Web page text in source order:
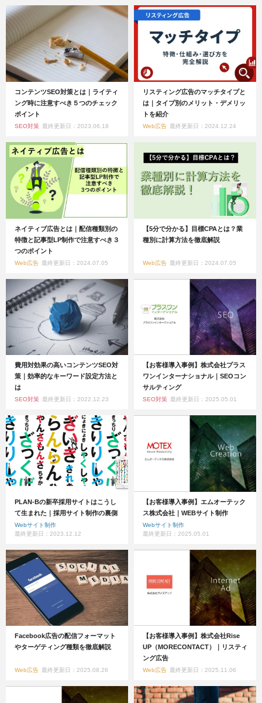
コンテンツSEO対策とは｜ライティ
ング時に注意すべき５つのチェック
ポイント
SEO対策 最終更新日：2023.06.18
リスティング広告のマッチタイプと
は｜タイプ別のメリット・デメリッ
トを紹介
Web広告 最終更新日：2024.12.24
ネイティブ広告とは｜配信種類別の
特徴と記事型LP制作で注意すべき３
つのポイント
Web広告 最終更新日：2024.07.05
【5分で分かる】目標CPAとは？業
種別に計算方法を徹底解説
Web広告 最終更新日：2024.07.05
費用対効果の高いコンテンツSEO対
策｜効率的なキーワード設定方法と
は
SEO対策 最終更新日：2022.12.23
【お客様導入事例】株式会社プラス
ワンインターナショナル｜SEOコン
サルティング
SEO対策 最終更新日：2025.05.01
PLAN-Bの新卒採用サイトはこうし
て生まれた｜採用サイト制作の裏側
Webサイト制作
最終更新日：2023.12.12
【お客様導入事例】エムオーテック
ス株式会社｜WEBサイト制作
Webサイト制作
最終更新日：2025.05.01
Facebook広告の配信フォーマット
やターゲティング種類を徹底解説
Web広告 最終更新日：2025.08.26
【お客様導入事例】株式会社Rise
UP（MORECONTACT）｜リスティ
ング広告
Web広告 最終更新日：2025.11.06